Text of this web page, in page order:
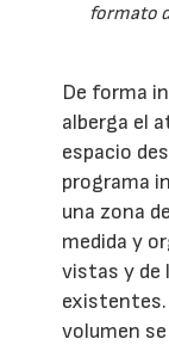
formato
De forma
alberga el
espacio
programa
una zona
medida y
vistas y de
existentes.
volumen